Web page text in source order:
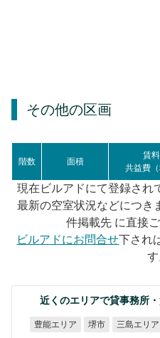
その他の区画
階数 面積
賃
共益費（
現在ビルアドにて登録され
最新の空室状況などにつき
件掲載先 に直接
ビルアドにお問合せ下され
す
近くのエリアで貸事務所
豊能エリア 堺市 三島エリア